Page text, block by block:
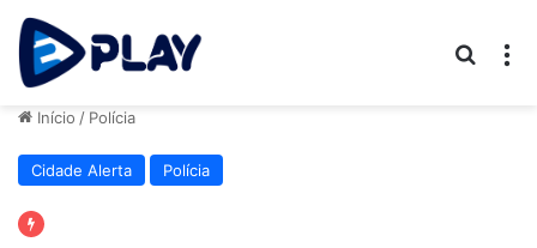
Início / Polícia
Cidade Alerta Polícia